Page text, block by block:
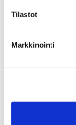
Tilastot
Markkinointi